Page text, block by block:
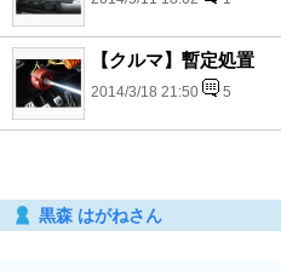
【クルマ】暫定処置
2014/3/18 21:50 5
黒森 はがねさん